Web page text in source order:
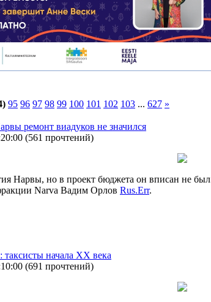
95 96 97 98 99 100 101 102 103 ... 627 »
ремонт виадуков не значился
(561 прочтений)
Нарвы, но в проект бюджета он вписан не
Narva Вадим Орлов Rus.Err.
таксисты начала XX века
(691 прочтений)